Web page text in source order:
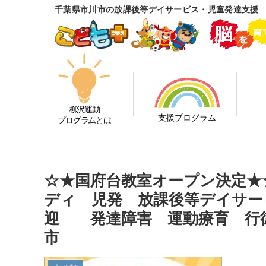
千葉県市川市の放課後等デイサービス・児童発達支
柳沢運動
プログラムとは
支援プログラム
☆★国府台教室オープン決定
ディ 児発 放課後等デイサ
迎 発達障害 運動療育 行
市